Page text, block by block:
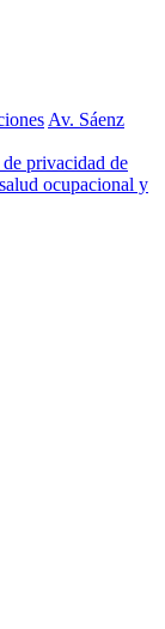
Av. Sáenz
privacidad de
ocupacional y